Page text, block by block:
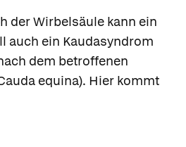
der Wirbelsäule kann ein
auch ein Kaudasyndrom
dem betroffenen
equina). Hier kommt